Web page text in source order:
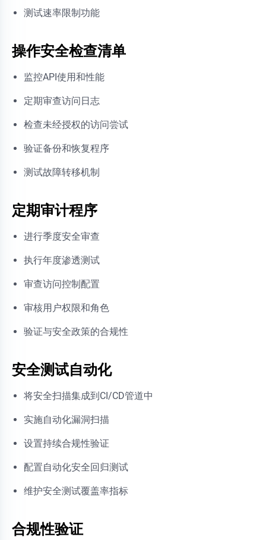
测试速率限制功能
操作安全检查清单
监控API使用和性能
定期审查访问日志
检查未经授权的访问尝试
验证备份和恢复程序
测试故障转移机制
定期审计程序
进行季度安全审查
执行年度渗透测试
审查访问控制配置
审核用户权限和角色
验证与安全政策的合规性
安全测试自动化
将安全扫描集成到CI/CD管道中
实施自动化漏洞扫描
设置持续合规性验证
配置自动化安全回归测试
维护安全测试覆盖率指标
合规性验证